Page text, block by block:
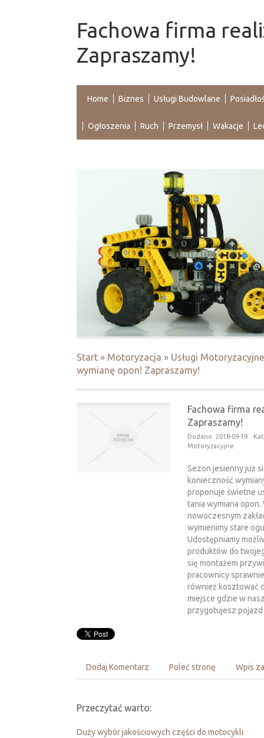
Fachowa firma
Zapraszamy!
Home Biznes Usługi Budowlane
Ogłoszenia Ruch Przemysł Wakacje
Start » Motoryzacja » Usługi Motoryzacyjne
wymianę opon! Zapraszamy!
Fachowa firma
Zapraszamy!
Dodano: 2018-09-19
Motoryzacyjne
Sezon jesienny już
konieczność
proponuje świetne
tania wymiana
nowoczesnym
wymienimy stare
Udostępniamy
produktów do
się montażem
pracownicy
również kosztować
miejsce gdzie w
przygotujesz
Dodaj Komentarz Poleć stronę Wpis
Przeczytać warto:
Duży wybór jakościowych części do motocykli